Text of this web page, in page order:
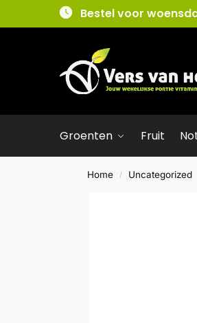
Bestel voor
Groenten Fruit
Home / Uncategorized